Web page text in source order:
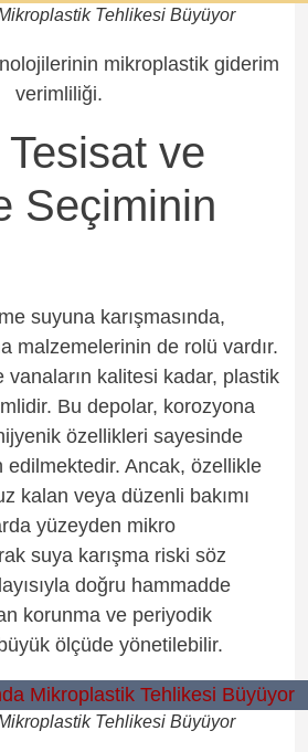
Tehlikesi Büyüyor
mikroplastik giderim
verimliliği.
ve
Seçiminin
suyuna karışmasında,
malzemelerinin de rolü vardır.
vanaların kalitesi kadar, plastik
Bu depolar, korozyona
özellikleri sayesinde
edilmektedir. Ancak, özellikle
kalan veya düzenli bakımı
yüzeyden mikro
suya karışma riski söz
doğru hammadde
korunma ve periyodik
ölçüde yönetilebilir.
Tehlikesi Büyüyor